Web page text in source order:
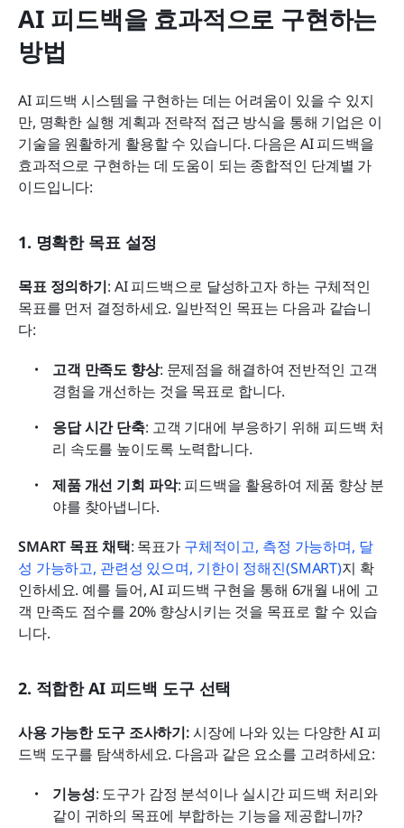
AI 피드백을 효과적으로 구현하는
방법
AI 피드백 시스템을 구현하는 데는 어려움이 있을 수 있지
만, 명확한 실행 계획과 전략적 접근 방식을 통해 기업은 이
기술을 원활하게 활용할 수 있습니다. 다음은 AI 피드백을
효과적으로 구현하는 데 도움이 되는 종합적인 단계별 가
이드입니다:
1. 명확한 목표 설정
목표 정의하기: AI 피드백으로 달성하고자 하는 구체적인
목표를 먼저 결정하세요. 일반적인 목표는 다음과 같습니
다:
고객 만족도 향상: 문제점을 해결하여 전반적인 고객
경험을 개선하는 것을 목표로 합니다.
응답 시간 단축: 고객 기대에 부응하기 위해 피드백 처
리 속도를 높이도록 노력합니다.
제품 개선 기회 파악: 피드백을 활용하여 제품 향상 분
야를 찾아냅니다.
SMART 목표 채택: 목표가 구체적이고, 측정 가능하며, 달
성 가능하고, 관련성 있으며, 기한이 정해진(SMART)지 확
인하세요. 예를 들어, AI 피드백 구현을 통해 6개월 내에 고
객 만족도 점수를 20% 향상시키는 것을 목표로 할 수 있습
니다.
2. 적합한 AI 피드백 도구 선택
사용 가능한 도구 조사하기: 시장에 나와 있는 다양한 AI 피
드백 도구를 탐색하세요. 다음과 같은 요소를 고려하세요:
기능성: 도구가 감정 분석이나 실시간 피드백 처리와
같이 귀하의 목표에 부합하는 기능을 제공합니까?